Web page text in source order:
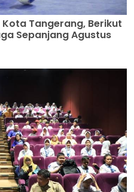
Tangerang, Berikut
Sepanjang Agustus